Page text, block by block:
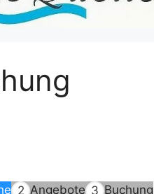
2 Angebote 3 Buchung